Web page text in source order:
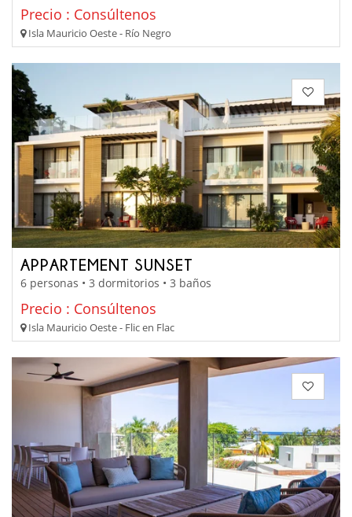
Precio : Consúltenos
Isla Mauricio Oeste - Río Negro
APPARTEMENT SUNSET
6 personas • 3 dormitorios • 3 baños
Precio : Consúltenos
Isla Mauricio Oeste - Flic en Flac